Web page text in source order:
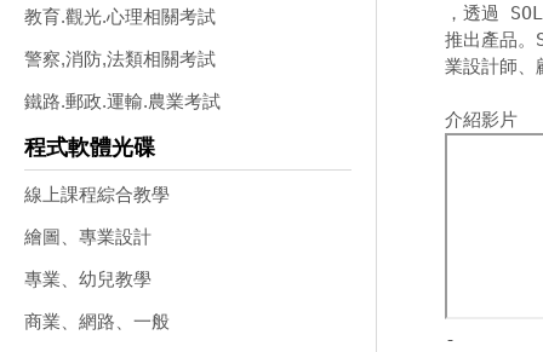
教育.觀光.心理相關考試
警察,消防,法類相關考試
鐵路.郵政.運輸.農業考試
程式軟體光碟
線上課程綜合教學
繪圖、專業設計
專業、幼兒教學
商業、網路、一般
，透過
推出產品。
業設計師
-